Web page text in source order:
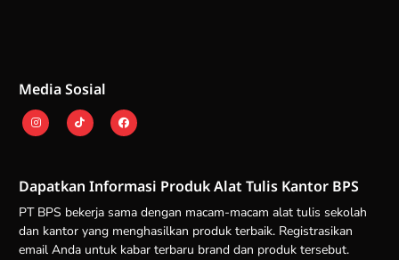
Media Sosial
Dapatkan Informasi Produk Alat Tulis Kantor BPS
PT BPS bekerja sama dengan macam-macam alat tulis sekolah
dan kantor yang menghasilkan produk terbaik. Registrasikan
email Anda untuk kabar terbaru brand dan produk tersebut.